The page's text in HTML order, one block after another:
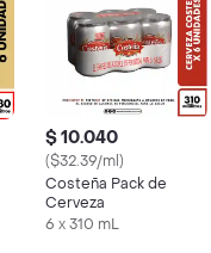
$ 10.040
($32.39/ml)
Costeña Pack de
Cerveza
6 x 310 mL